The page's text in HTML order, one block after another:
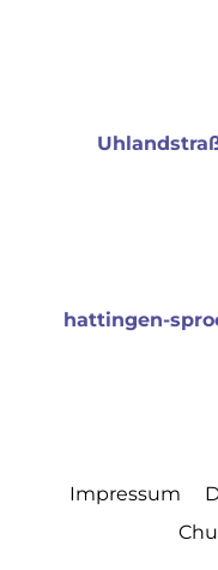
hattingen-
Impressum